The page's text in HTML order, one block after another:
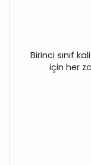
Birinci sınıf
için her